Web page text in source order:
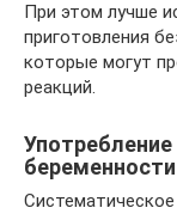
При этом лучше
приготовления
которые могут
реакций.